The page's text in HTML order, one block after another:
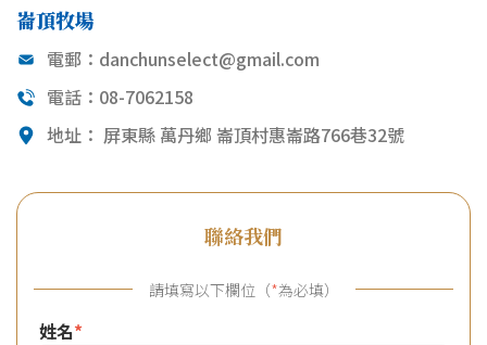
崙頂牧場
電郵： danchunselect@gmail.com
電話：08-7062158
地址： 屏東縣 萬丹鄉 崙頂村惠崙路766巷32號
聯絡我們
請填寫以下欄位（*為必填）
姓名*